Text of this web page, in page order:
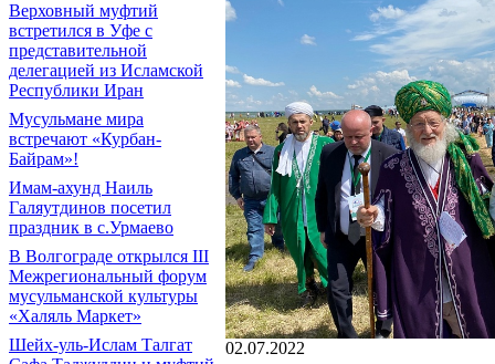
Верховный муфтий
встретился в Уфе с
представительной
делегацией из Исламской
Республики Иран
Мусульмане мира
встречают «Курбан-
Байрам»!
Имам-ахунд Наиль
Галяутдинов посетил
праздник в с.Урмаево
В Волгограде открылся III
Межрегиональный форум
мусульманской культуры
«Халяль Маркет»
Шейх-уль-Ислам Талгат
02.07.2022